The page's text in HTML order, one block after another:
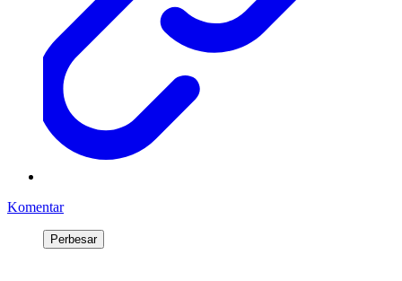
Komentar
Perbesar